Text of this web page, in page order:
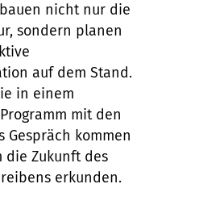
nicht nur die
sondern planen
auf dem Stand.
in einem
mit den
Gespräch kommen
die Zukunft des
erkunden.